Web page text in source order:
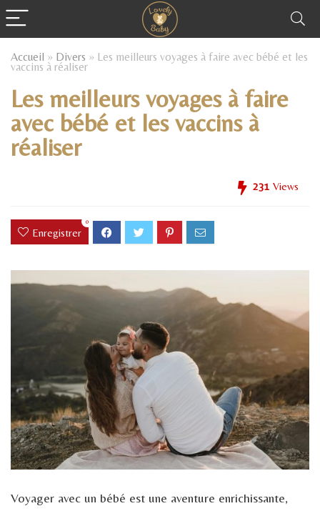
Accueil » Divers » Les meilleurs voyages à faire avec bébé et les
vaccins à réaliser
Les meilleurs voyages à faire
avec bébé et les vaccins à
réaliser
231 Views
Enregistrer
0
Voyager avec un bébé est une aventure enrichissante,